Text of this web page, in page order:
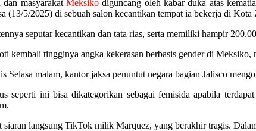
dan masyarakatMeksiko diguncang oleh kabar duka atas
(13/5/2025) di sebuah salon kecantikan tempat ia bekerja di Kota
seputar kecantikan dan tata rias, serta memiliki hampir
kembali tingginya angka kekerasan berbasis gender di Meksiko,
Selasa malam, kantor jaksa penuntut negara bagian Jalisco
seperti ini bisa dikategorikan sebagai femisida apabila
langsung TikTok milik Marquez, yang berakhir tragis.